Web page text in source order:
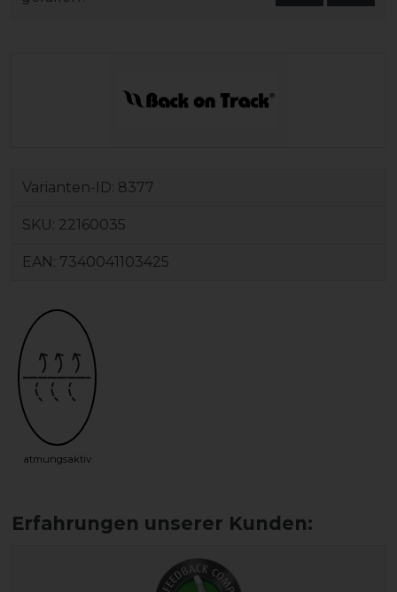
Varianten-ID: 8377
SKU: 22160035
EAN: 7340041103425
atmungsaktiv